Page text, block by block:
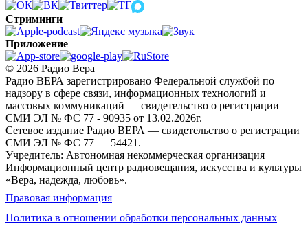
Стриминги
Приложение
© 2026 Радио Вера
Радио ВЕРА зарегистрировано Федеральной службой по
надзору в сфере связи, информационных технологий и
массовых коммуникаций — свидетельство о регистрации
СМИ ЭЛ № ФС 77 - 90935 от 13.02.2026г.
Сетевое издание Радио ВЕРА — свидетельство о регистрации
СМИ ЭЛ № ФС 77 — 54421.
Учредитель: Автономная некоммерческая организация
Информационный центр радиовещания, искусства и культуры
«Вера, надежда, любовь».
Правовая информация
Политика в отношении обработки персональных данных